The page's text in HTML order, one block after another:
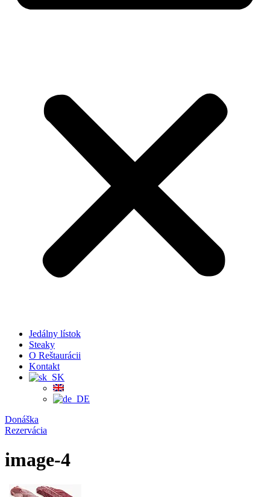
Jedálny lístok
Steaky
O Reštaurácii
Kontakt
Donáška
Rezervácia
image-4